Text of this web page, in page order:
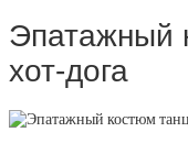
Эпатажный
хот-дога